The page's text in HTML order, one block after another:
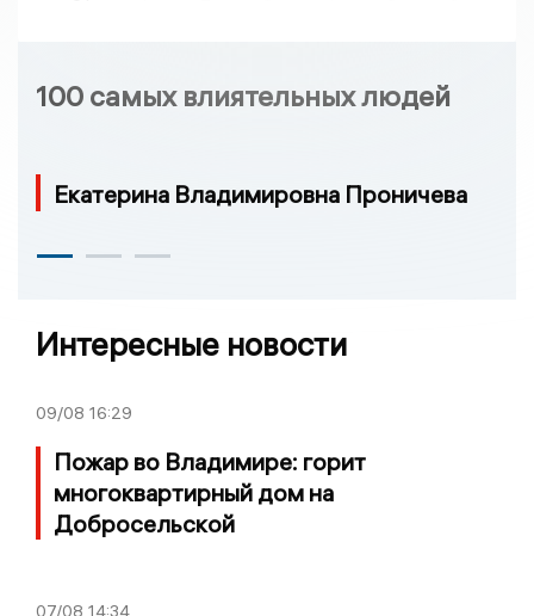
100 самых влиятельных людей
Екатерина Владимировна Проничева
Интересные новости
09/08 16:29
Пожар во Владимире: горит
многоквартирный дом на
Добросельской
07/08 14:34